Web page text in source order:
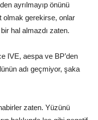
ayrılmayıp önünü
olmak gerekirse, onlar
hal almazdı zaten.
IVE, aespa ve BP’den
adı geçmiyor, şaka
zaten. Yüzünü